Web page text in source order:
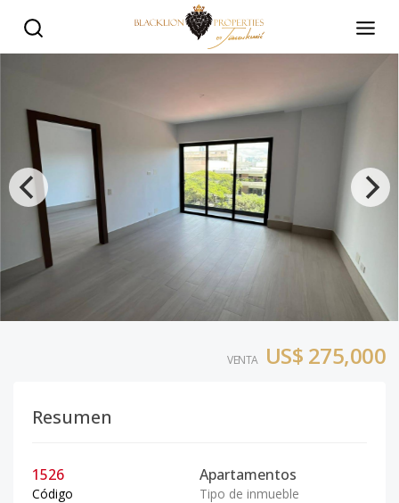
VENTA US$ 275,000
Resumen
1526
Código
Apartamentos
Tipo de inmueble
PIANTINI: En Venta Apartamento de 1 Habitación (a